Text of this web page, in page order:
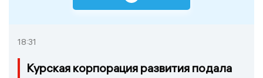
18:31
Курская корпорация развития подала